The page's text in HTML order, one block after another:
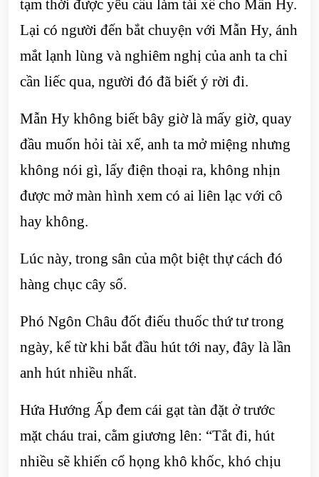
tạm thời được yêu cầu làm tài xế cho Mẫn Hy.
Lại có người đến bắt chuyện với Mẫn Hy, ánh
mắt lạnh lùng và nghiêm nghị của anh ta chỉ
cần liếc qua, người đó đã biết ý rời đi.
Mẫn Hy không biết bây giờ là mấy giờ, quay
đầu muốn hỏi tài xế, anh ta mở miệng nhưng
không nói gì, lấy điện thoại ra, không nhịn
được mở màn hình xem có ai liên lạc với cô
hay không.
Lúc này, trong sân của một biệt thự cách đó
hàng chục cây số.
Phó Ngôn Châu đốt điếu thuốc thứ tư trong
ngày, kể từ khi bắt đầu hút tới nay, đây là lần
anh hút nhiều nhất.
Hứa Hướng Ấp đem cái gạt tàn đặt ở trước
mặt cháu trai, cằm giương lên: “Tắt đi, hút
nhiều sẽ khiến cổ họng khô khốc, khó chịu